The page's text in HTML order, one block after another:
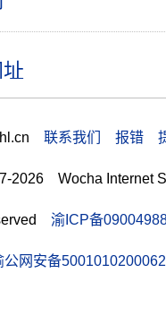
联系我们 报错
2026 Wocha Internet
渝ICP备
公网安备